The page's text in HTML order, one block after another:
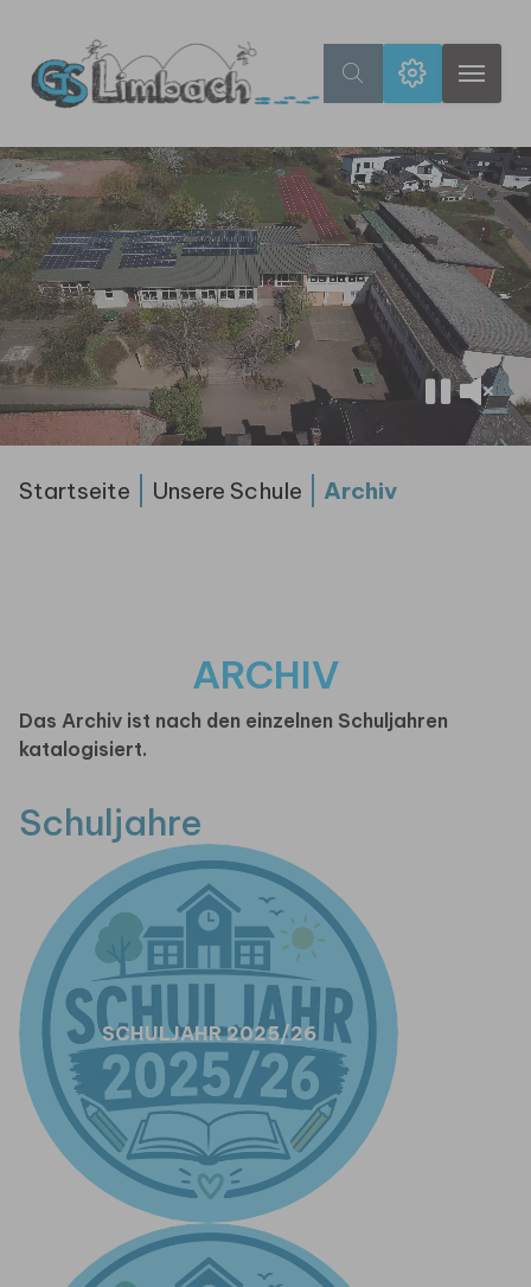
Startseite Unsere Schule Archiv
ARCHIV
Das Archiv ist nach den einzelnen Schuljahren
katalogisiert.
Schuljahre
SCHULJAHR 2025/26